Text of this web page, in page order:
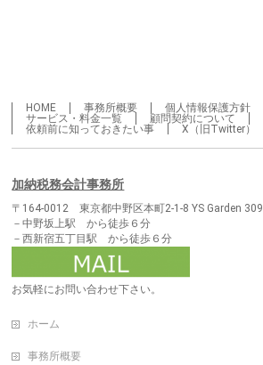
HOME 事務所概要 個人情報保護方針
サービス・料金一覧
顧問契約について
依頼前に知っておきたい事
X（旧Twitter）
加納税務会計事務所
〒164-0012 東京都中野区本町2-1-8 YS Garden 309
－中野坂上駅 から徒歩６分
－西新宿五丁目駅 から徒歩６分
お気軽にお問い合わせ下さい。
ホーム
事務所概要